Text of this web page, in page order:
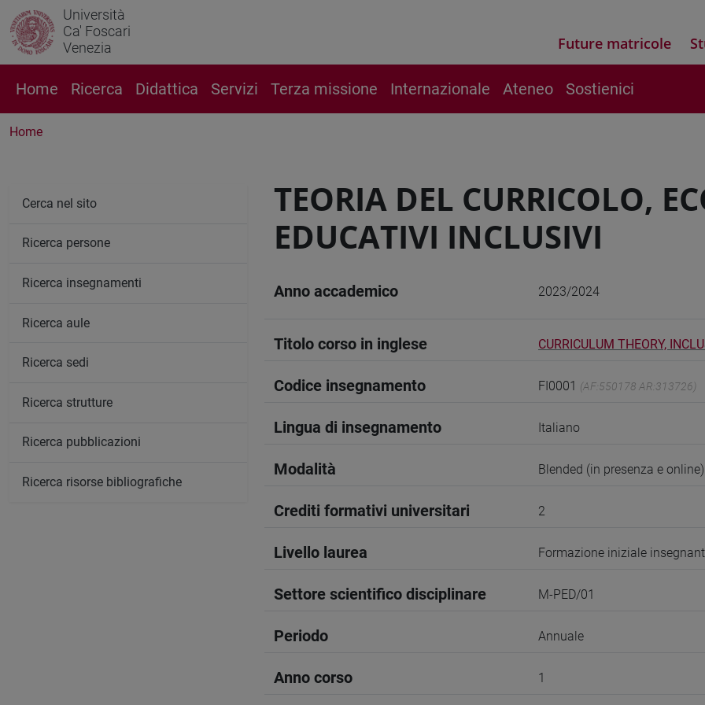
Università
Ca' Foscari
Venezia
Future matricole
Home Ricerca Didattica Servizi Terza missione Internazionale Ateneo Sostienici
Home
TEORIA DEL CURRICOLO,
EDUCATIVI INCLUSIVI
Anno accademico 2023/2024
Titolo corso in inglese CURRICULUM THEORY,
Codice insegnamento FI0001 (AF:550178 AR:313726)
Lingua di insegnamento Italiano
Modalità Blended (in presenza e online)
Crediti formativi universitari 2
Livello laurea Formazione iniziale
Settore scientifico disciplinare M-PED/01
Periodo Annuale
Anno corso 1
Cerca nel sito
Ricerca persone
Ricerca insegnamenti
Ricerca aule
Ricerca sedi
Ricerca strutture
Ricerca pubblicazioni
Ricerca risorse bibliografiche